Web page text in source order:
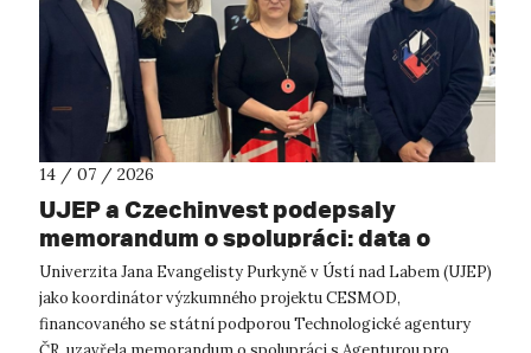
14 / 07 / 2026
UJEP a Czechinvest podepsaly
memorandum o spolupráci: data o
podnikatelském prostředí posílí
výzkum CESMOD
Univerzita Jana Evangelisty Purkyně v Ústí nad Labem (UJEP)
jako koordinátor výzkumného projektu CESMOD,
financovaného se státní podporou Technologické agentury